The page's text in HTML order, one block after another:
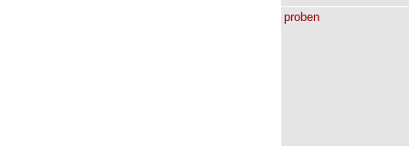
proben